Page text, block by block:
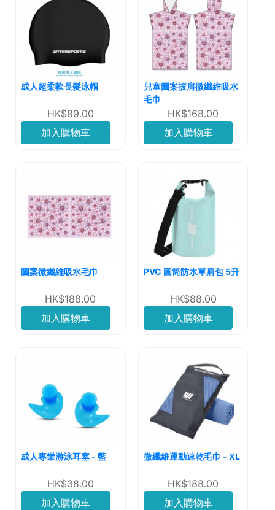
成人超柔軟長髮泳帽
HK$89.00
加入購物車
兒童圖案披肩微纖維吸水
毛巾
HK$168.00
加入購物車
圖案微纖維吸水毛巾
HK$188.00
加入購物車
PVC 圓筒防水單肩包 5升
HK$88.00
加入購物車
成人專業游泳耳塞 - 藍
HK$38.00
加入購物車
微纖維運動速乾毛巾 - XL
HK$188.00
加入購物車